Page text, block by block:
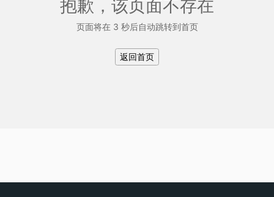
抱歉，该页面不存在
页面将在 3 秒后自动跳转到首页
返回首页